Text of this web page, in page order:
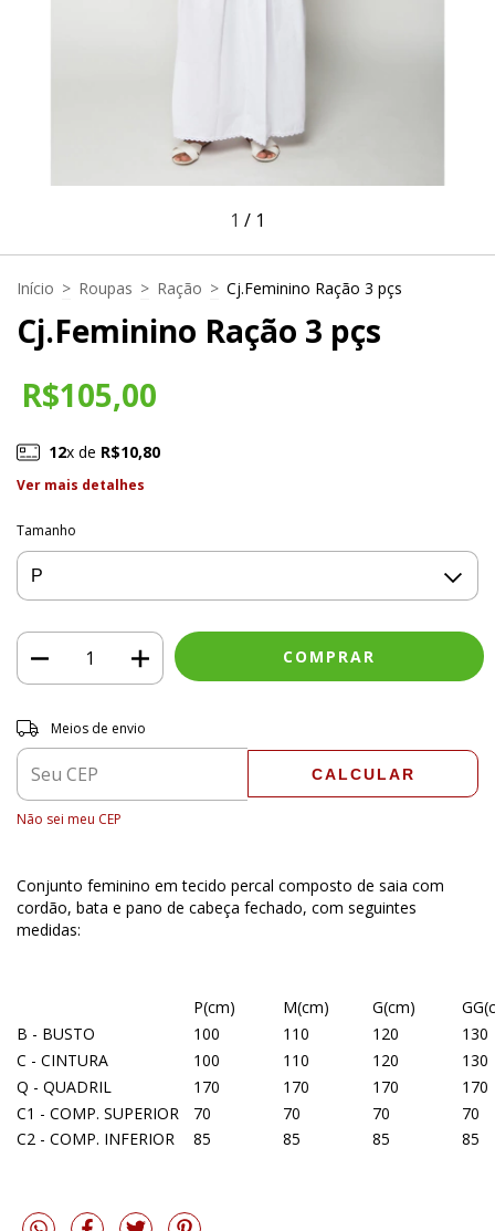
1 / 1
Início > Roupas > Ração > Cj.Feminino Ração 3 pçs
Cj.Feminino Ração 3 pçs
R$105,00
12x de R$10,80
Ver mais detalhes
Tamanho
Entregas para o CEP:
Meios de envio
CALCULAR
Não sei meu CEP
Conjunto feminino em tecido percal composto de saia com
cordão, bata e pano de cabeça fechado, com seguintes
medidas:
P(cm) M(cm) G(cm)
B - BUSTO
100 110 120
130
C - CINTURA
100 110 120
130
Q - QUADRIL
170 170 170
170
C1 - COMP. SUPERIOR
70 70 70
70
C2 - COMP. INFERIOR
85 85 85 85